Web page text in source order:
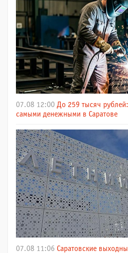
07.08 12:00 До 259 тысяч
самыми денежными в Саратове
07.08 11:06 Саратовские